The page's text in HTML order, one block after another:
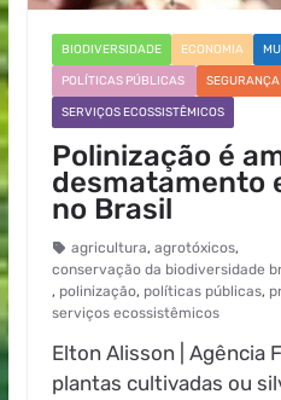
BIODIVERSIDADE ECONOMIA
POLÍTICAS PÚBLICAS
SERVIÇOS ECOSSISTÊMICOS
Polinização é
desmatamento
no Brasil
agricultura, agrotóxicos,
conservação da biodiversidade
, polinização, políticas públicas,
serviços ecossistêmicos
Elton Alisson | Agência
plantas cultivadas ou